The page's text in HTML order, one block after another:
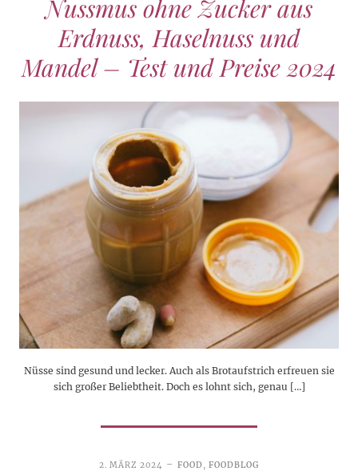
Nussmus ohne Zucker aus
Erdnuss, Haselnuss und
Mandel – Test und Preise 2024
Nüsse sind gesund und lecker. Auch als Brotaufstrich erfreuen sie
sich großer Beliebtheit. Doch es lohnt sich, genau […]
2. MÄRZ 2024 FOOD,FOODBLOG